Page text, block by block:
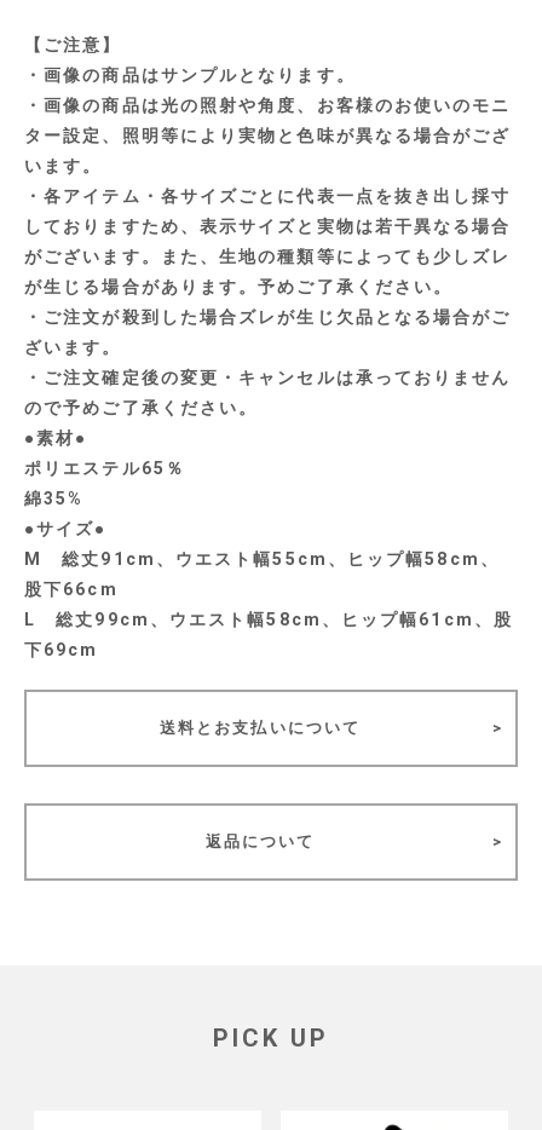
【ご注意】
・画像の商品はサンプルとなります。
・画像の商品は光の照射や角度、お客様のお使いのモニ
ター設定、照明等により実物と色味が異なる場合がござ
います。
・各アイテム・各サイズごとに代表一点を抜き出し採寸
しておりますため、表示サイズと実物は若干異なる場合
がございます。また、生地の種類等によっても少しズレ
が生じる場合があります。予めご了承ください。
・ご注文が殺到した場合ズレが生じ欠品となる場合がご
ざいます。
・ご注文確定後の変更・キャンセルは承っておりません
ので予めご了承ください。
●素材●
ポリエステル65％
綿35%
●サイズ●
M 総丈91cm、ウエスト幅55cm、ヒップ幅58cm、
股下66cm
L 総丈99cm、ウエスト幅58cm、ヒップ幅61cm、股
下69cm
送料とお支払いについて
返品について
PICK UP